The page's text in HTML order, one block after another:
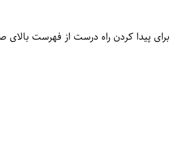
برای پیدا کردن راه درست از فهرست بالای